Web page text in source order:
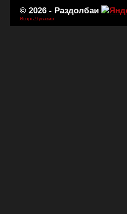
© 2026 - Раздолбаи
Игорь Чувакин